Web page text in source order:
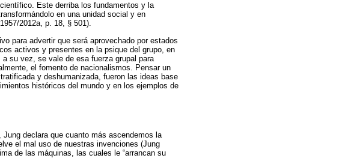
Este derriba los fundamentos y la
en una unidad social y en
2012a, p. 18, § 501).
para advertir que será aprovechado por estados
activos y presentes en la psique del grupo, en
su vez, se vale de esa fuerza grupal para
el fomento de nacionalismos. Pensar un
y deshumanizada, fueron las ideas base
históricos del mundo y en los ejemplos de
declara que cuanto más ascendemos la
el mal uso de nuestras invenciones (Jung
de las máquinas, las cuales le “arrancan su